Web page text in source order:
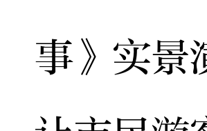
事》实景